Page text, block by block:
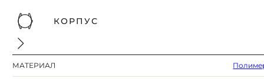
КОРПУС
МАТЕРИАЛ